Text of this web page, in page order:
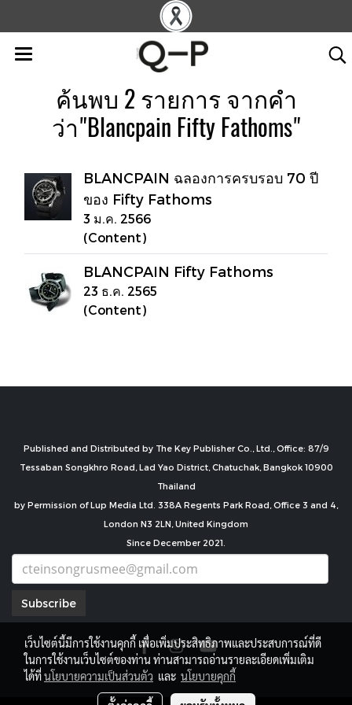
ค้นพบ 2 รายการ จากคำ
ว่า"Blancpain Fifty Fathoms"
BLANCPAIN ฉลองการครบรอบ 70 ปี
ของ Fifty Fathoms
3 ม.ค. 2566
(Content)
BLANCPAIN Fifty Fathoms
23 ธ.ค. 2565
(Content)
Published and Distributed by The Key Publisher Co., Ltd., Office: 87/9
Tessaban Songkhro Road, Lad Yao District, Chatuchak, Bangkok 10900
Thailand
by Permission of Lup Media Ltd. 338A Regents Park Road, Office 3 and 4,
London N3 2LN, United Kingdom
Since December 2021.
Subscribe
เว็บไซต์นี้มีการใช้งานคุกกี้ เพื่อเพิ่มประสิทธิภาพและประสบการณ์ที่ดี
ในการใช้งานเว็บไซต์ของท่าน ท่านสามารถอ่านรายละเอียดเพิ่มเติม
ได้ที่นโยบายความเป็นส่วนตัว และ นโยบายคุกกี้